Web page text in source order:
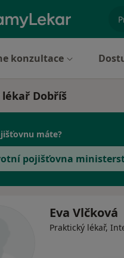
konzultace
Dobříš
máte?
pojišťovna
Eva Vlčková
Praktický lékař,